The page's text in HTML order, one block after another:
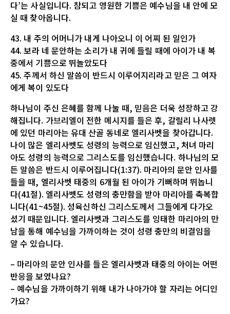
다’는 사실입니다. 참되고 영원한 기쁨은 예수님을 내 안에 모
실 때 찾아옵니다.
43. 내 주의 어머니가 내게 나아오니 이 어찌 된 일인가
44. 보라 네 문안하는 소리가 내 귀에 들릴 때에 아이가 내 복
중에서 기쁨으로 뛰놀았도다
45. 주께서 하신 말씀이 반드시 이루어지리라고 믿은 그 여자
에게 복이 있도다
하나님이 주신 은혜를 함께 나눌 때, 믿음은 더욱 성장하고 강
해집니다. 가브리엘이 전한 메시지를 들은 후, 갈릴리 나사렛
에 있던 마리아는 유대 산골 동네로 엘리사벳을 찾아갑니다.
나이 많은 엘리사벳도 성령의 능력으로 임신했고, 처녀 마리
아도 성령의 능력으로 그리스도를 임신했습니다. 하나님의 모
든 말씀은 반드시 이루어집니다(1:37). 마리아의 문안 인사를
들을 때, 엘리사벳 태중의 6개월 된 아이가 기뻐하며 뛰놉니
다(41절). 엘리사벳도 성령의 충만함을 받아 마리아를 축복합
니다(41~45절). 성육신하신 그리스도께서 그들에게 다가오
셨기 때문입니다. 엘리사벳과 그리스도를 잉태한 마리아의 만
남을 통해 예수님을 가까이하는 것이 성령 충만의 비결임을
알 수 있습니다.
– 마리아의 문안 인사를 들은 엘리사벳과 태중의 아이는 어떤
반응을 보였나요?
– 예수님을 가까이하기 위해 내가 나아가야 할 자리는 어디인
가요?